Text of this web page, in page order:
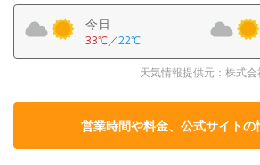
今日
33℃／22℃
天気情報提供元：株式
営業時間や料金、公式サイトの